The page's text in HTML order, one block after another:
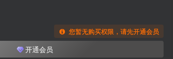
您暂无购买权限，请先开通会员
开通会员